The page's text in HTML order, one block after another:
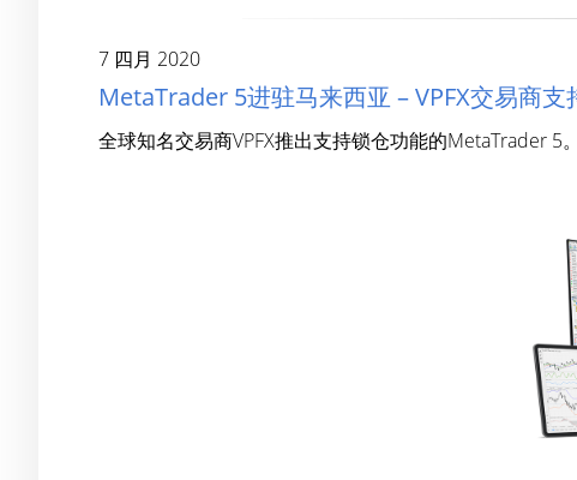
7 四月 2020
MetaTrader 5进驻马来西亚 – VPFX交易商
全球知名交易商VPFX推出支持锁仓功能的MetaTrader